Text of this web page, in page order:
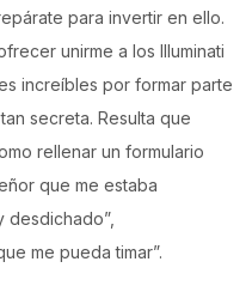
para invertir en ello.
unirme a los Illuminati
increíbles por formar parte
secreta. Resulta que
rellenar un formulario
que me estaba
desdichado”,
me pueda timar”.